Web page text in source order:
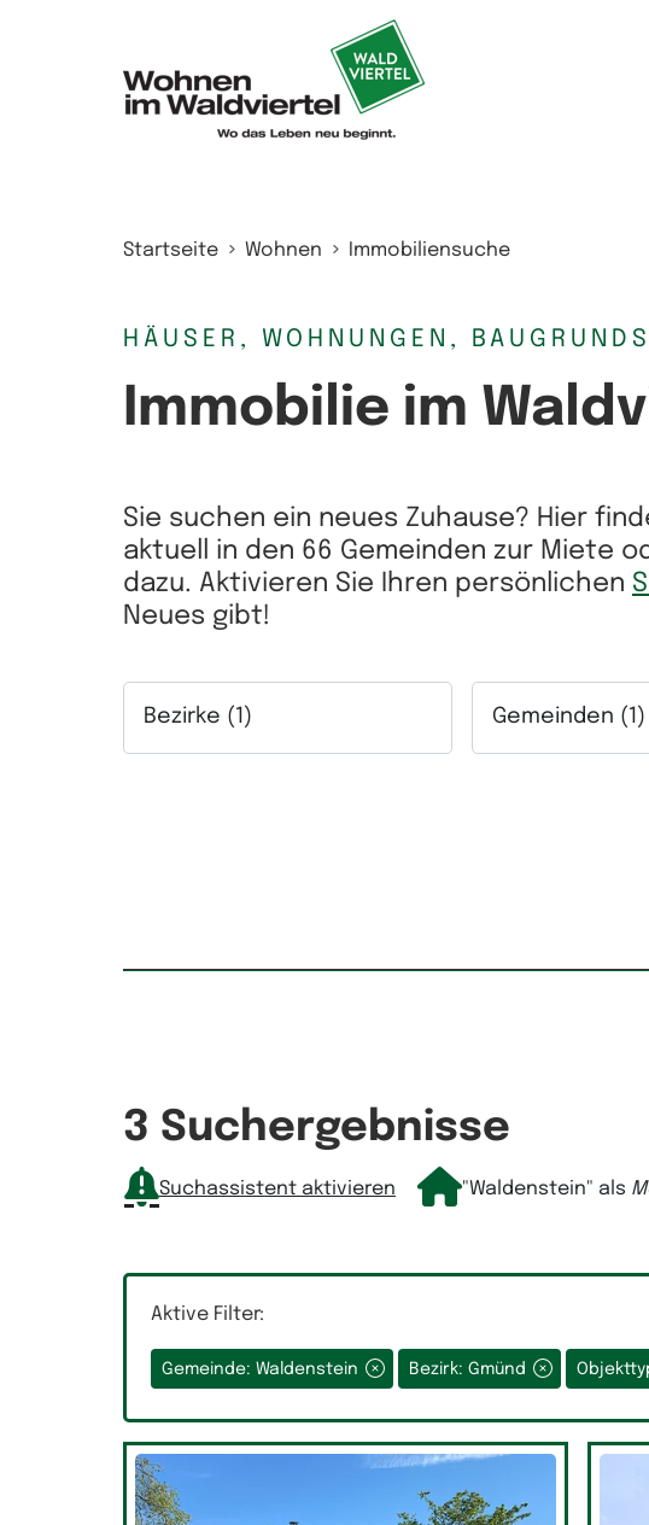
Startseite Wohnen Immobiliensuche
HÄUSER, WOHNUNGEN,
Immobilie im
Sie suchen ein neues Zuhause? Hier
aktuell in den 66 Gemeinden zur Miete
dazu. Aktivieren Sie Ihren persönlichen
Neues gibt!
Bezirke (1) Gemeinden (1)
Auswahlfeld Räume.
3 Suchergebnisse
Suchassistent aktivieren "Waldenstein" als
Aktive Filter:
Gemeinde: Waldenstein Bezirk: Gmünd